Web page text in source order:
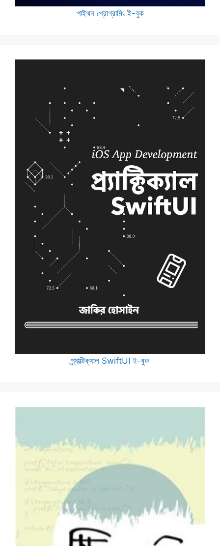
পাইথন প্রোগ্রামিং ই-বুক
প্র্যাক্টিক্যাল SwiftUI ই-বুক